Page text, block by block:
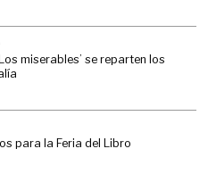
miserables’ se reparten los
para la Feria del Libro